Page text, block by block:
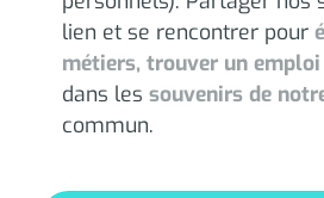
lien et se rencontrer pour
métiers, trouver un emploi
dans les souvenirs de
commun.